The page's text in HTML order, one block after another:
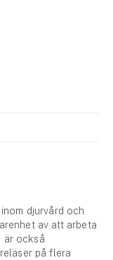
djurvård och
av att arbeta
är också
på flera